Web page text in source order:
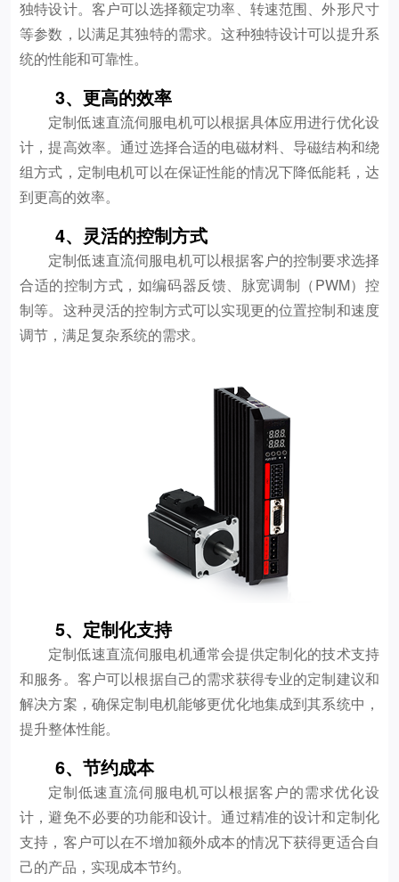
独特设计。客户可以选择额定功率、转速范围、外形尺寸
等参数，以满足其独特的需求。这种独特设计可以提升系
统的性能和可靠性。
3、更高的效率
定制低速直流伺服电机可以根据具体应用进行优化设
计，提高效率。通过选择合适的电磁材料、导磁结构和绕
组方式，定制电机可以在保证性能的情况下降低能耗，达
到更高的效率。
4、灵活的控制方式
定制低速直流伺服电机可以根据客户的控制要求选择
合适的控制方式，如编码器反馈、脉宽调制（PWM）控
制等。这种灵活的控制方式可以实现更的位置控制和速度
调节，满足复杂系统的需求。
5、定制化支持
定制低速直流伺服电机通常会提供定制化的技术支持
和服务。客户可以根据自己的需求获得专业的定制建议和
解决方案，确保定制电机能够更优化地集成到其系统中，
提升整体性能。
6、节约成本
定制低速直流伺服电机可以根据客户的需求优化设
计，避免不必要的功能和设计。通过精准的设计和定制化
支持，客户可以在不增加额外成本的情况下获得更适合自
己的产品，实现成本节约。